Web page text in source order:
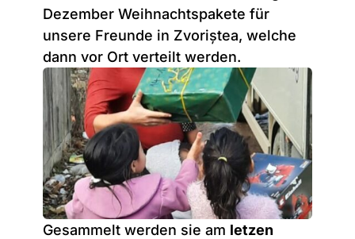
Dezember Weihnachtspakete für
unsere Freunde in Zvoriștea, welche
dann vor Ort verteilt werden.
Gesammelt werden sie am letzen